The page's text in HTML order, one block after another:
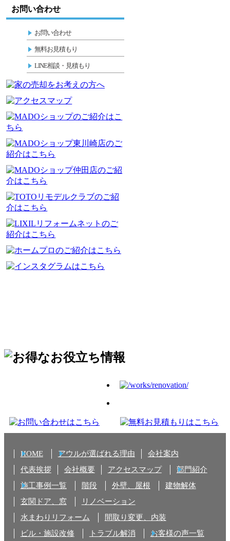
お問い合わせ
お問い合わせ
無料お見積もり
LINE相談・見積もり
HOME アウルが選ばれる理由
会社案内
代表挨拶
会社概要 アクセスマップ
部門紹介
施工事例一覧
階段 外壁、屋根
建物解体
玄関ドア、窓
リノベーション
水まわりリフォーム
間取り変更、内装
ビル・施設改修
トラブル解消 お客様の声一覧